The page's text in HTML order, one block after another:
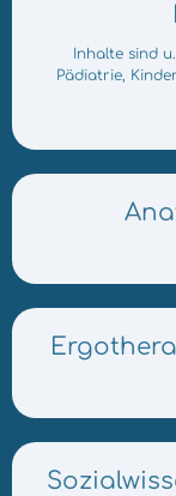
Inhalte sind
Pädiatrie,